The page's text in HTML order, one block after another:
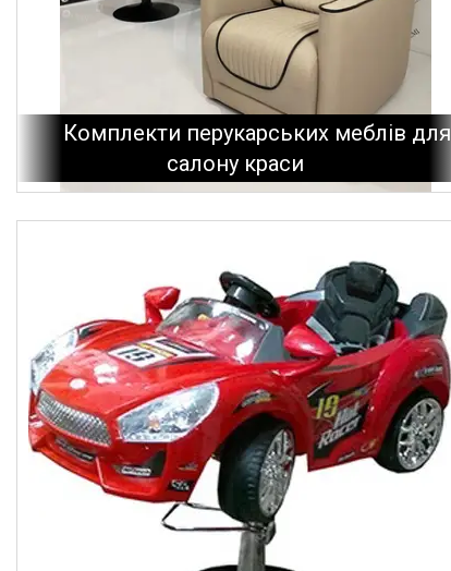
Комплекти перукарських меблів для
салону краси